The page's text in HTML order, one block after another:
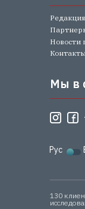
Редакция
Новости
Мы в
130
Рус
Мы в